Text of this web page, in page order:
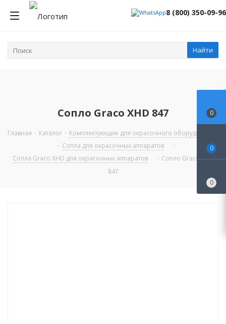
8 (800) 350-09-96
Найти
Сопло Graco XHD 847
Главная - Каталог - Комплектующие для окрасочного оборудования
- Сопла для окрасочных аппаратов
-
Сопла Graco XHD для окрасочных аппаратов
- Сопло Graco XHD
847
0
0
0